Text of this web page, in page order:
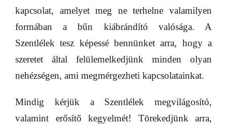
kapcsolat, amelyet meg ne terhelne valamilyen
formában a bűn kiábrándító valósága. A
Szentlélek tesz képessé bennünket arra, hogy a
szeretet által felülemelkedjünk minden olyan
nehézségen, ami megmérgezheti kapcsolatainkat.
Mindig kérjük a Szentlélek megvilágosító,
valamint erősítő kegyelmét! Törekedjünk arra,